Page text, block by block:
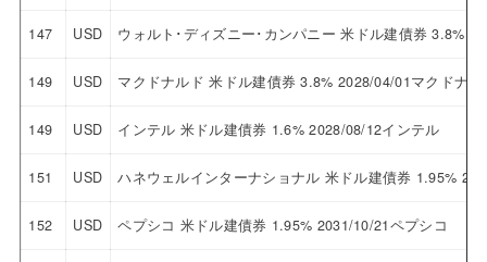
147 USD ウォルト･ディズニー･カンパニー 米ドル建債券 3.8%
149 USD マクドナルド 米ドル建債券 3.8% 2028/04/01マクドナル
149 USD インテル 米ドル建債券 1.6% 2028/08/12インテル
151 USD ハネウェルインターナショナル 米ドル建債券 1.95%
152 USD ペプシコ 米ドル建債券 1.95% 2031/10/21ペプシコ